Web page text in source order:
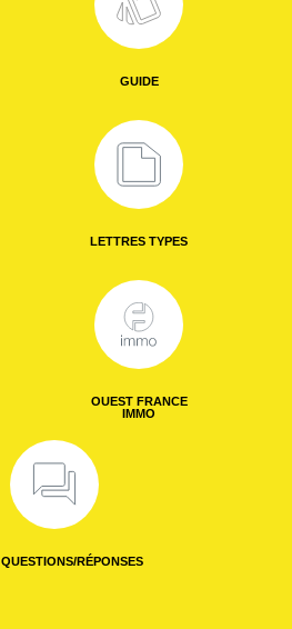
GUIDE
LETTRES TYPES
OUEST FRANCE
IMMO
QUESTIONS/RÉPONSES